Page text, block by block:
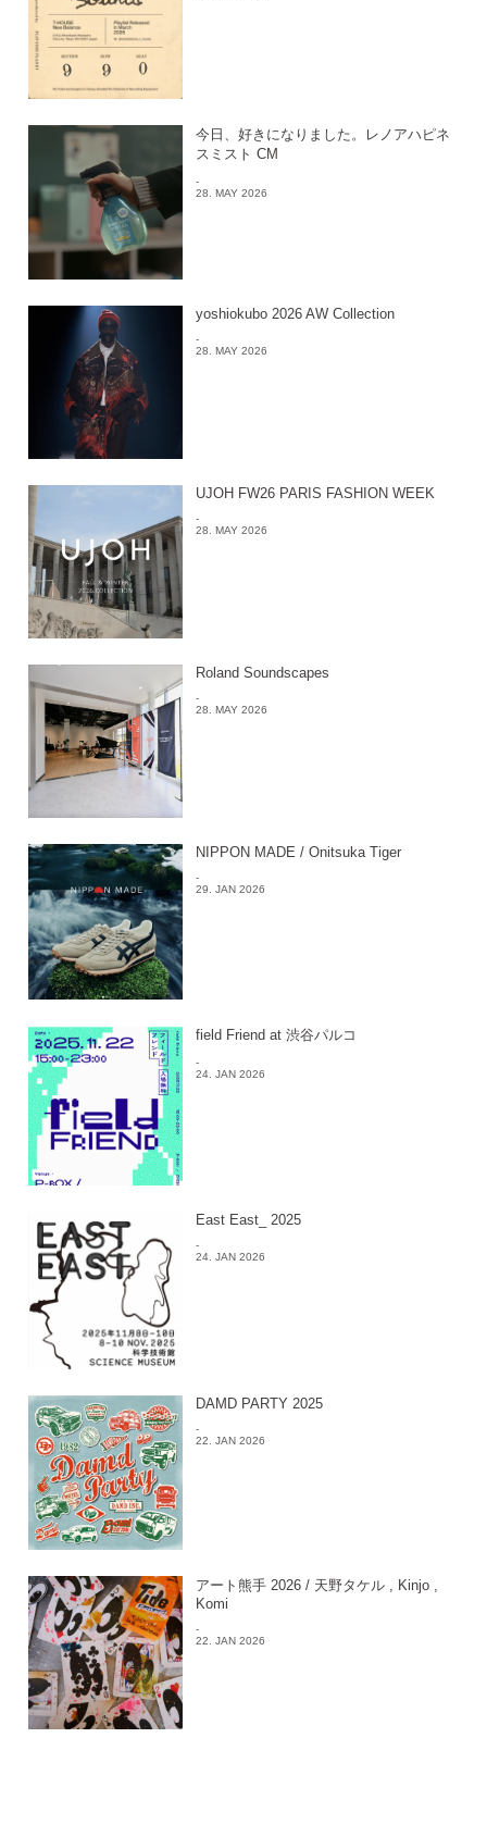
今日、好きになりました。レノアハピネ
スミスト CM
-
28. MAY 2026
yoshiokubo 2026 AW Collection
-
28. MAY 2026
UJOH FW26 PARIS FASHION WEEK
-
28. MAY 2026
Roland Soundscapes
-
28. MAY 2026
NIPPON MADE / Onitsuka Tiger
-
29. JAN 2026
field Friend at 渋谷パルコ
-
24. JAN 2026
East East_ 2025
-
24. JAN 2026
DAMD PARTY 2025
-
22. JAN 2026
アート熊手 2026 / 天野タケル , Kinjo ,
Komi
-
22. JAN 2026